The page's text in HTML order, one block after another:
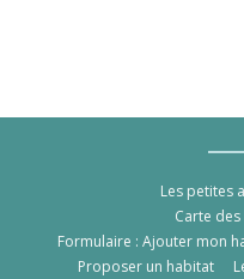
Les petites
Carte
Formulaire : Ajouter mon
Proposer un habitat